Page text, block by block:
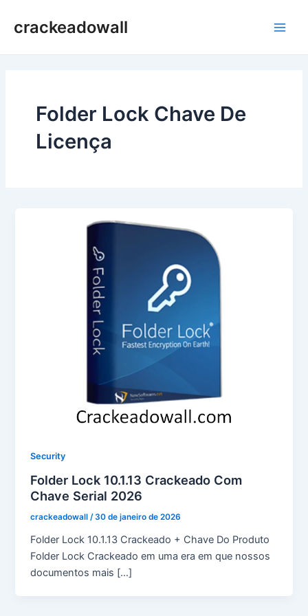
paracrackeadowall
Folder Lock Chave De
Licença
Security
Folder Lock 10.1.13 Crackeado Com
Chave Serial 2026
crackeadowall/30 de janeiro de 2026
Folder Lock 10.1.13 Crackeado + Chave Do Produto
Folder Lock Crackeado em uma era em que nossos
documentos mais […]